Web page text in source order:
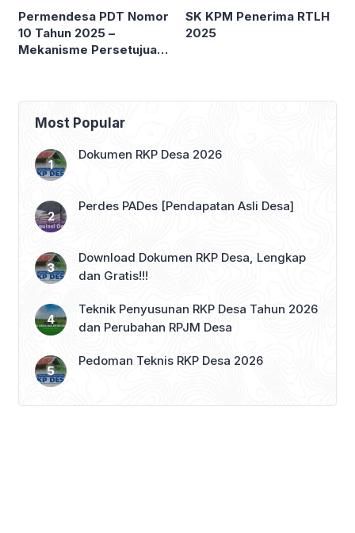
Permendesa PDT Nomor
10 Tahun 2025 –
Mekanisme Persetujuan
Koperasi Desa Merah
Putih
SK KPM Penerima RTLH
2025
Most Popular
Dokumen RKP Desa 2026
Perdes PADes [Pendapatan Asli Desa]
Download Dokumen RKP Desa, Lengkap
dan Gratis!!!
Teknik Penyusunan RKP Desa Tahun 2026
dan Perubahan RPJM Desa
Pedoman Teknis RKP Desa 2026